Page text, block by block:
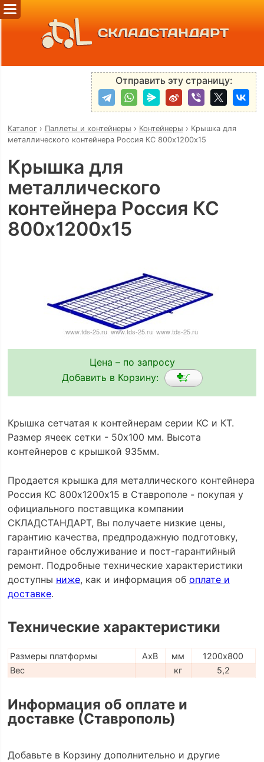
СКЛАДСТАНДАРТ
Отправить эту страницу:
Каталог› Паллеты и контейнеры › Контейнеры › Крышка для
металлического контейнера Россия КС 800х1200х15
Крышка для
металлического
контейнера Россия КС
800х1200х15
Цена – по запросу
Добавить в Корзину:
Крышка сетчатая к контейнерам серии КС и КТ.
Размер ячеек сетки - 50х100 мм. Высота
контейнеров с крышкой 935мм.
Продается крышка для металлического контейнера
Россия КС 800х1200х15 в Ставрополе - покупая у
официального поставщика компании
СКЛАДСТАНДАРТ, Вы получаете низкие цены,
гарантию качества, предпродажную подготовку,
гарантийное обслуживание и пост-гарантийный
ремонт. Подробные технические характеристики
доступны ниже, как и информация об оплате и
доставке.
Технические характеристики
Размеры платформы AxB мм
1200х800
Вес
кг 5,2
Информация об оплате и
доставке (Ставрополь)
Добавьте в Корзину дополнительно и другие